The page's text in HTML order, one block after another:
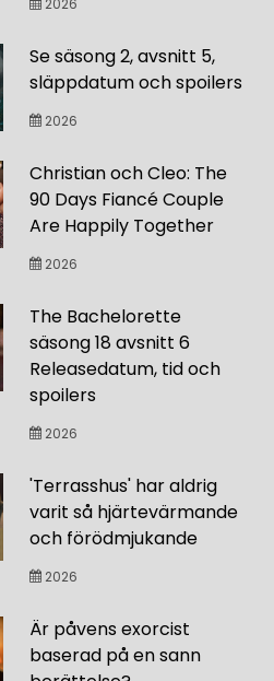
2026
Se säsong 2, avsnitt 5,
släppdatum och spoilers
2026
Christian och Cleo: The
90 Days Fiancé Couple
Are Happily Together
2026
The Bachelorette
säsong 18 avsnitt 6
Releasedatum, tid och
spoilers
2026
'Terrasshus' har aldrig
varit så hjärtevärmande
och förödmjukande
2026
Är påvens exorcist
baserad på en sann